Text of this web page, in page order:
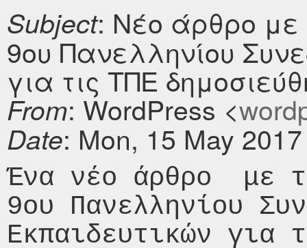
Subject: Νέο άρθρο με
9ου Πανελληνίου
για τις ΤΠΕ
From: WordPress <
Date: Mon, 15 May
Ένα νέο άρθρο  με
9ου Πανελληνίου